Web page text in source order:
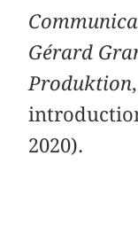
Gérard
Produktion
2020).